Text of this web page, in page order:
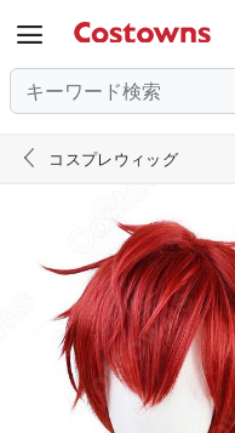

 コスプレウィッグ